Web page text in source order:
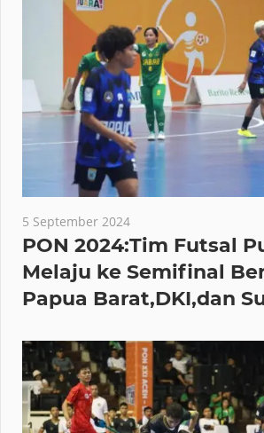
5 September 2024
PON 2024:Tim Futsal
Melaju ke Semifinal
Papua Barat,DKI,dan